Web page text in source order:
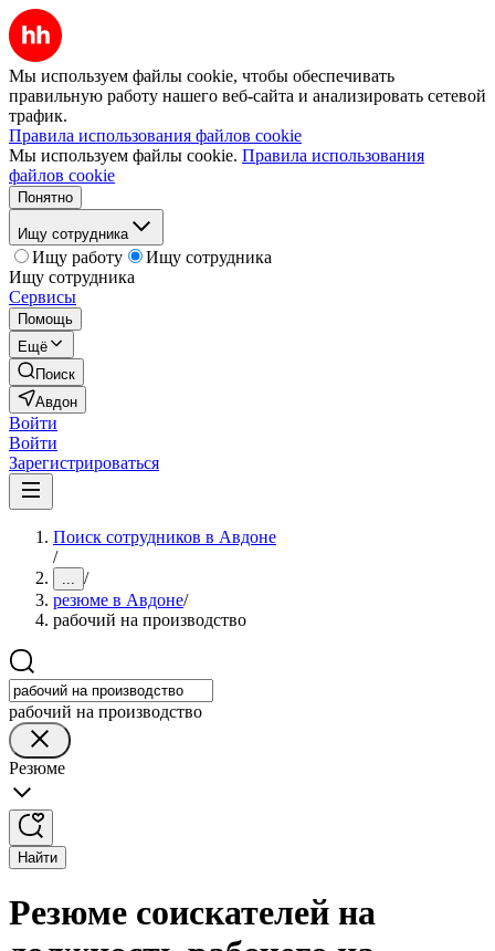
Мы используем файлы cookie, чтобы обеспечивать
правильную работу нашего веб-сайта и анализировать сетевой
трафик.
Правила использования файлов cookie
Мы используем файлы cookie. Правила использования
файлов cookie
Понятно
Ищу сотрудника
Ищу работу
Ищу сотрудника
Ищу сотрудника
Сервисы
Помощь
Ещё
Поиск
Авдон
Войти
Войти
Зарегистрироваться
Поиск сотрудников в Авдоне
/
... /
резюме в Авдоне/
рабочий на производство
рабочий на производство
Резюме
Найти
Резюме соискателей на